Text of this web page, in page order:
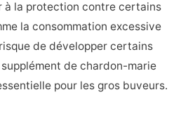
à la protection contre certains
la consommation excessive
de développer certains
supplément de chardon-marie
pour les gros buveurs.